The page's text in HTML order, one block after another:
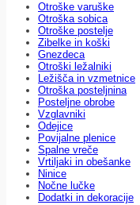
Otroške varuške
Otroška sobica
Otroške postelje
Zibelke in koški
Gnezdeca
Otroški ležalniki
Ležišča in vzmetnice
Otroška posteljnina
Posteljne obrobe
Vzglavniki
Odejice
Povijalne plenice
Spalne vreče
Vrtiljaki in obešanke
Ninice
Nočne lučke
Dodatki in dekoracije